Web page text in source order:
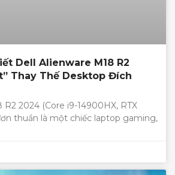
Dell Alienware M18 R2
Thay Thế Desktop Đích
R2 2024 (Core i9-14900HX, RTX
thuần là một chiếc laptop gaming,